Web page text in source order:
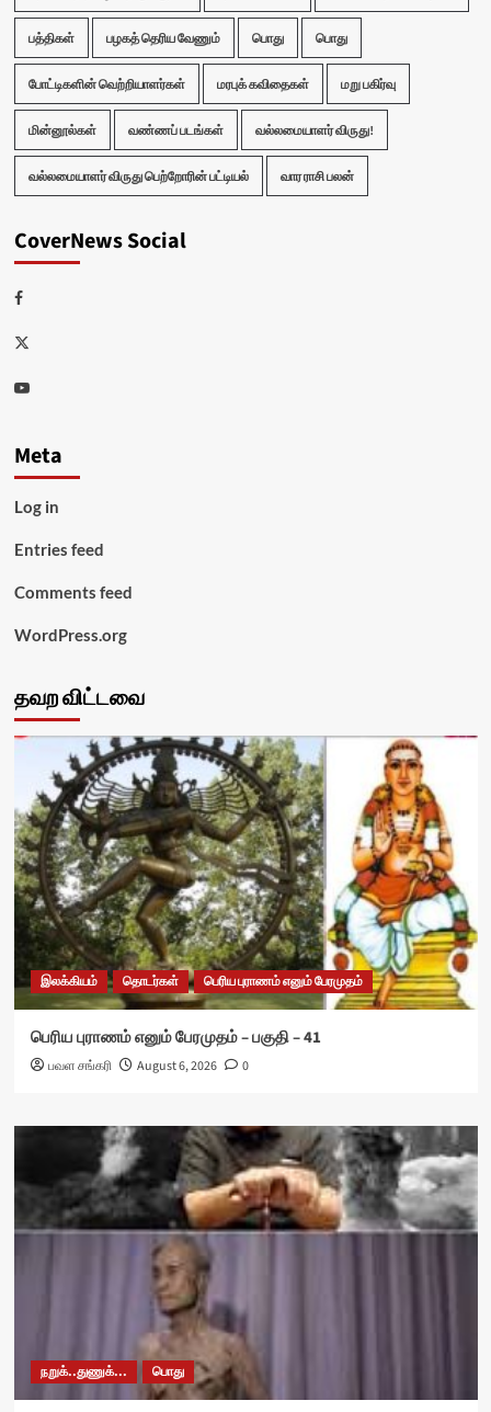
பத்திகள் பழகத் தெரிய வேணும் பொது பொது
போட்டிகளின் வெற்றியாளர்கள் மரபுக் கவிதைகள் மறு பகிர்வு
மின்னூல்கள் வண்ணப் படங்கள் வல்லமையாளர் விருது!
வல்லமையாளர் விருது பெற்றோரின் பட்டியல் வார ராசி பலன்
CoverNews Social
Facebook
Twitter
Youtube
Meta
Log in
Entries feed
Comments feed
WordPress.org
தவற விட்டவை
இலக்கியம் தொடர்கள் பெரிய புராணம் எனும் பேரமுதம்
பெரிய புராணம் எனும் பேரமுதம் – பகுதி – 41
பவள சங்கரி August 6, 2026 0
நறுக்..துணுக்... பொது